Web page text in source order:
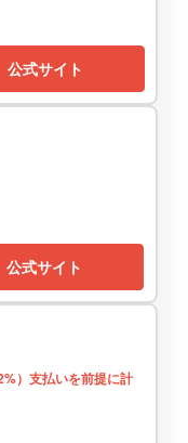
公式サイト
公式サイト
）支払いを前提に計